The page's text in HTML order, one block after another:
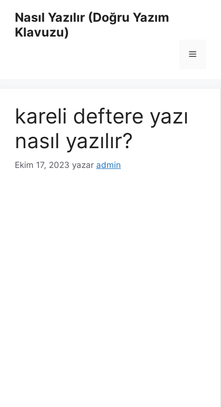
Nasıl Yazılır (Doğru Yazım
Klavuzu)
Menü
kareli deftere yazı
nasıl yazılır?
Ekim 17, 2023 yazar admin